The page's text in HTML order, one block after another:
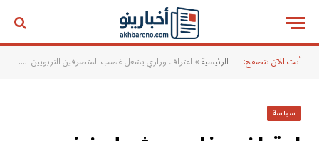
أنت الآن تتصفح: الرئيسية» اعتراف وزاري يشعل غضب المتصرفين التربويين المقصيين من الترقية
سياسة